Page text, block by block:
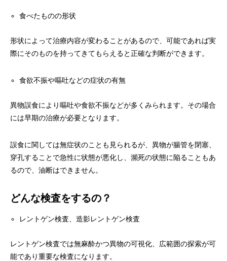
食べたものの形状
形状によって治療内容が変わることがあるので、可能であれば実
際にそのものを持ってきてもらえると正確な判断ができます。
食欲不振や嘔吐などの症状の有無
異物誤食により嘔吐や食欲不振などが多くみられます。その場合
には早期の治療が必要となります。
誤食に関しては無症状のことも見られるが、異物が腸管を閉塞、
穿孔することで急性に状態が悪化し、瀕死の状態に陥ることもあ
るので、油断はできません。
どんな検査をするの？
レントゲン検査、造影レントゲン検査
レントゲン検査では無麻酔かつ異物の可視化、広範囲の探索が可
能であり重要な検査になります。